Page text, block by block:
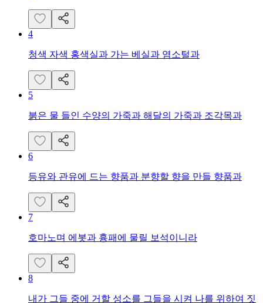
4
청색 자색 홍색실과 가는 베실과 염소털과
5
붉은 물 들인 수양의 가죽과 해달의 가죽과 조각목과
6
등유와 관유에 드는 향품과 분향할 향을 만들 향품과
7
호마노며 에봇과 흉패에 물릴 보석이니라
8
내가 그들 중에 거할 성소를 그들을 시켜 나를 위하여 짓